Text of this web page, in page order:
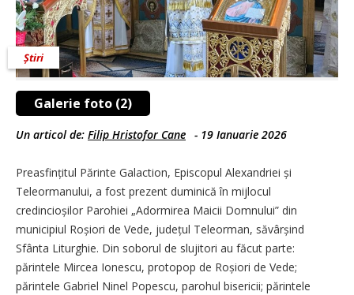
Galerie foto (2)
Știri
Un articol de: Filip Hristofor Cane - 19 Ianuarie 2026
Preasfințitul Părinte Galaction, Episcopul Alexandriei și
Teleormanului, a fost prezent duminică în mijlocul
credincioșilor Parohiei „Adormirea Maicii Domnului” din
municipiul Roșiori de Vede, județul Teleorman, săvârșind
Sfânta Liturghie. Din soborul de slujitori au făcut parte:
părintele Mircea Ionescu, protopop de Roșiori de Vede;
părintele Gabriel Ninel Popescu, parohul bisericii; părintele